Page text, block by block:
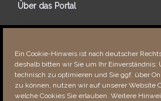
Ein Cookie-Hinweis ist nach deutscher
deshalb bitten wir Sie um Ihr Einverständnis:
technisch zu optimieren und Sie ggf. über
zu können, nutzen wir auf unserer Website
welche Cookies Sie erlauben. Weitere
Über das Portal
Über dieses Portal
Fehler bemerkt?